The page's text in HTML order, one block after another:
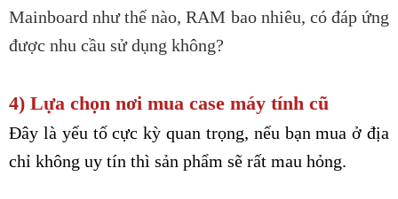
Mainboard như thế nào, RAM bao nhiêu, có đáp ứng
được nhu cầu sử dụng không?
4) Lựa chọn nơi mua case máy tính cũ
Đây là yếu tố cực kỳ quan trọng, nếu bạn mua ở địa
chỉ không uy tín thì sản phẩm sẽ rất mau hỏng.